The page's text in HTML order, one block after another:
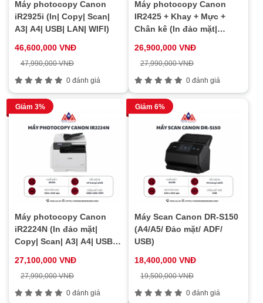
Máy photocopy Canon
iR2925i (In| Copy| Scan|
A3| A4| USB| LAN| WIFI)
46,600,000 VNĐ
47,990,000 VNĐ
0 đánh giá
Máy photocopy Canon
IR2425 + Khay + Mực +
Chân kê (In đảo mặt|
USB| LAN| WIFI)
26,900,000 VNĐ
27,990,000 VNĐ
0 đánh giá
Giảm 3%
Máy photocopy Canon
iR2224N (In đảo mặt|
Copy| Scan| A3| A4| USB|
27,100,000 VNĐ
27,990,000 VNĐ
0 đánh giá
Giảm 6%
Máy Scan Canon DR-S150
(A4/A5/ Đảo mặt/ ADF/
USB)
18,400,000 VNĐ
19,500,000 VNĐ
0 đánh giá